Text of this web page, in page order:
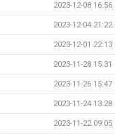
2023-12-08 16:56
2023-12-04 21:22
2023-12-01 22:13
2023-11-28 15:31
2023-11-26 15:47
2023-11-24 13:28
2023-11-22 09:05